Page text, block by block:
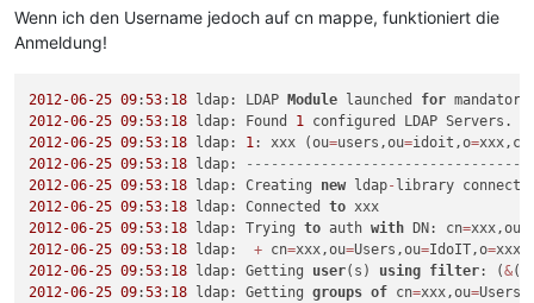
Wenn ich den Username jedoch auf cn mappe, funktioniert die
Anmeldung!
2012-06-25 09:53: 18 ldap: LDAP Module launched for
2012-06-25 09:53: 18 ldap: Found 1
2012-06-25 09:53: 18 ldap: 1 : xxx (ou=users,ou=idoit,o=xxx,c
2012-06-25 09:53: 18 ldap:
2012-06-25 09:53: 18 ldap: Creating new ldap- library
2012-06-25 09:53: 18 ldap: Connected to
2012-06-25 09:53: 18 ldap: Trying to auth with DN: cn=xxx,ou
2012-06-25 09:53: 18 ldap: + cn=xxx,ou=Users,ou=IdoIT,o=
2012-06-25 09:53: 18 ldap: Getting user(s) using filter: (&
2012-06-25 09:53: 18 ldap: Getting groups of cn=xxx,ou=